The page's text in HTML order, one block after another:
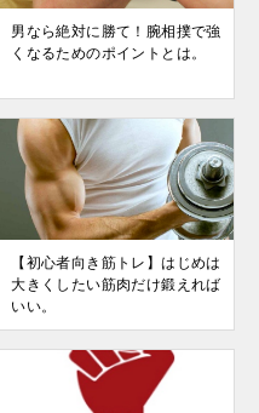
男なら絶対に勝て！腕相撲で強
くなるためのポイントとは。
【初心者向き筋トレ】はじめは
大きくしたい筋肉だけ鍛えれば
いい。